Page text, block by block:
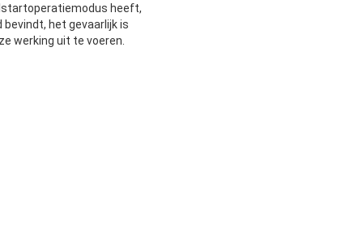
heeft,
het gevaarlijk is
werking uit te voeren.